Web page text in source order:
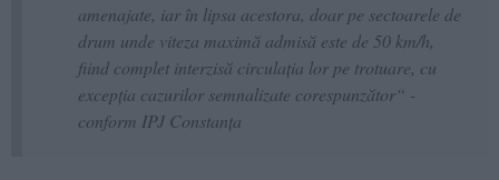
amenajate, iar în lipsa acestora, doar pe sectoarele de
drum unde viteza maximă admisă este de 50 km/h,
fiind complet interzisă circulația lor pe trotuare, cu
excepția cazurilor semnalizate corespunzător“ -
conform IPJ Constanța